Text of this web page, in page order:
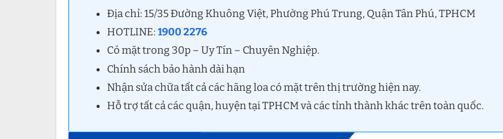
Địa chỉ: 15/35 Đường Khuông Việt, Phường Phú Trung, Quận Tân Phú, TPHCM
HOTLINE:1900 2276
Có mặt trong 30p – Uy Tín – Chuyên Nghiệp.
Chính sách bảo hành dài hạn
Nhận sửa chữa tất cả các hãng loa có mặt trên thị trường hiện nay.
Hỗ trợ tất cả các quận, huyện tại TPHCM và các tỉnh thành khác trên toàn quốc.